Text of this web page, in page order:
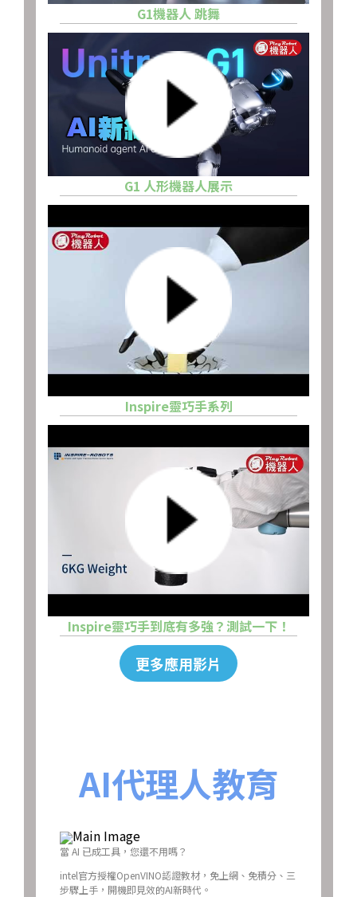
G1機器人 跳舞
G1 人形機器人展示
Inspire靈巧手系列
Inspire靈巧手到底有多強？測試一下！
更多應用影片
AI代理人教育
當 AI 已成工具，您還不用嗎？
intel官方授權OpenVINO認證教材，免上網、免積分、三
步驟上手，開機即見效的AI新時代。